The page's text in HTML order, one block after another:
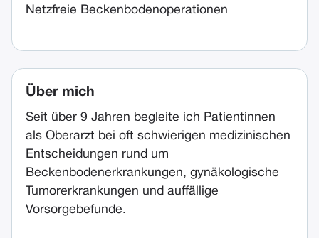
Netzfreie Beckenbodenoperationen
Über mich
Seit über 9 Jahren begleite ich Patientinnen
als Oberarzt bei oft schwierigen medizinischen
Entscheidungen rund um
Beckenbodenerkrankungen, gynäkologische
Tumorerkrankungen und auffällige
Vorsorgebefunde.